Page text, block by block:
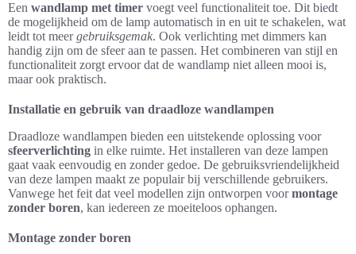
Een wandlamp met timer voegt veel functionaliteit toe. Dit biedt
de mogelijkheid om de lamp automatisch in en uit te schakelen, wat
leidt tot meergebruiksgemak. Ook verlichting met dimmers kan
handig zijn om de sfeer aan te passen. Het combineren van stijl en
functionaliteit zorgt ervoor dat de wandlamp niet alleen mooi is,
maar ook praktisch.
Installatie en gebruik van draadloze wandlampen
Draadloze wandlampen bieden een uitstekende oplossing voor
sfeerverlichting in elke ruimte. Het installeren van deze lampen
gaat vaak eenvoudig en zonder gedoe. De gebruiksvriendelijkheid
van deze lampen maakt ze populair bij verschillende gebruikers.
Vanwege het feit dat veel modellen zijn ontworpen voormontage
zonder boren, kan iedereen ze moeiteloos ophangen.
Montage zonder boren